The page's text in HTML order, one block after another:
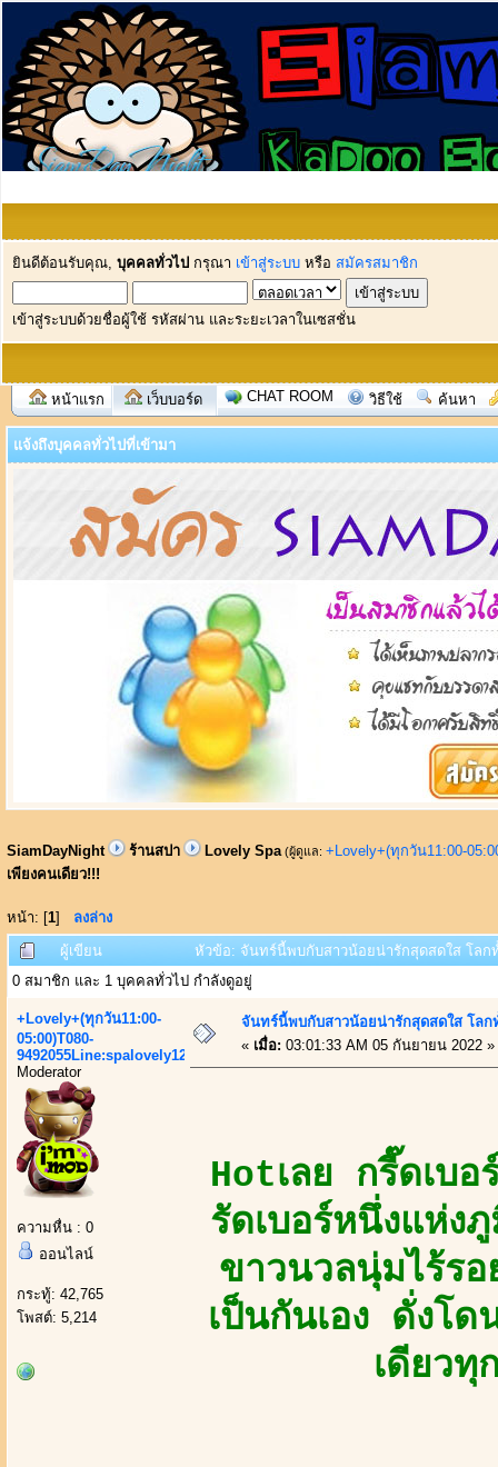
ยินดีต้อนรับคุณ, บุคคลทั่วไป กรุณา เข้าสู่ระบบ หรือ สมัครสมาชิก
เข้าสู่ระบบด้วยชื่อผู้ใช้ รหัสผ่าน และระยะเวลาในเซสชั่น
หน้าแรก เว็บบอร์ด CHAT ROOM วิธีใช้ ค้นหา
แจ้งถึงบุคคลทั่วไปที่เข้ามา
SiamDayNight ร้านสปา Lovely Spa (ผู้ดูแล: +Lovely+(ทุกวัน11:00-
เพียงคนเดียว!!!
หน้า: [1] ลงล่าง
ผู้เขียน
หัวข้อ: จันทร์นี้พบกับสาวน้อยน่ารักสุดสดใส โลก
0 สมาชิก และ 1 บุคคลทั่วไป กำลังดูอยู่
+Lovely+(ทุกวัน11:00-
05:00)T080-
9492055Line:spalovely123
Moderator
ความหื่น : 0
ออนไลน์
กระทู้: 42,765
โพสต์: 5,214
จันทร์นี้พบกับสาวน้อยน่ารักสุดสดใส โลก
« เมื่อ: 03:01:33 AM 05 กันยายน 2022 »
Hotเลย กรี๊ดเบ
รัดเบอร์หนึ่งแห่
ขาวนวลนุ่มไร้ร
เป็นกันเอง ดั่งโด
เดียวทุ